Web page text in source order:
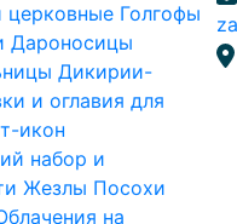
церковные Голгофы
Дароносицы
Дикирии-
и оглавия для
икон
набор и
Жезлы Посохи
на